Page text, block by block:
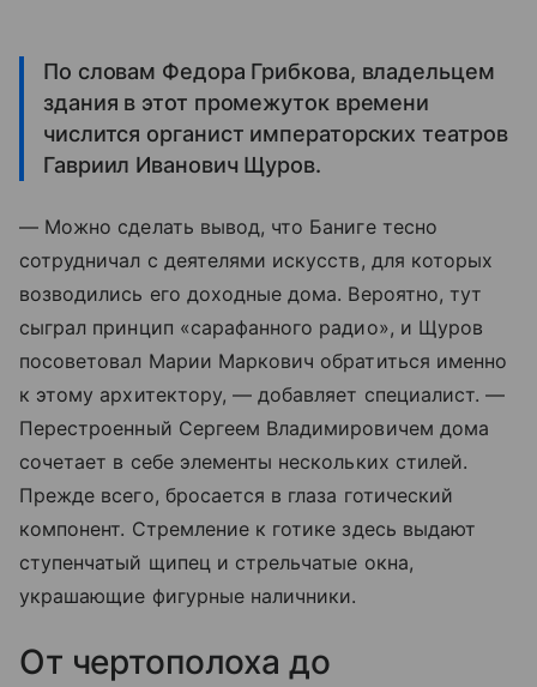
По словам Федора Грибкова, владельцем
здания в этот промежуток времени
числится органист императорских театров
Гавриил Иванович Щуров.
— Можно сделать вывод, что Баниге тесно
сотрудничал с деятелями искусств, для которых
возводились его доходные дома. Вероятно, тут
сыграл принцип «сарафанного радио», и Щуров
посоветовал Марии Маркович обратиться именно
к этому архитектору, — добавляет специалист. —
Перестроенный Сергеем Владимировичем дома
сочетает в себе элементы нескольких стилей.
Прежде всего, бросается в глаза готический
компонент. Стремление к готике здесь выдают
ступенчатый щипец и стрельчатые окна,
украшающие фигурные наличники.
От чертополоха до